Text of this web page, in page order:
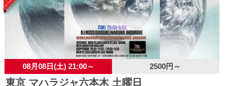
08月08日(土) 21:00～ 2500円～
東京 マハラジャ六本木 土曜日